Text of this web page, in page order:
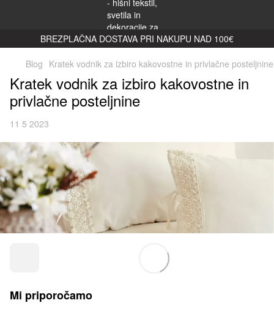
BREZPLAČNA DOSTAVA PRI NAKUPU NAD 100€
Blog Kratek vodnik za izbiro kakovostne in privlačne posteljnine
Kratek vodnik za izbiro kakovostne in
privlačne posteljnine
11 5 2023
Mi priporočamo